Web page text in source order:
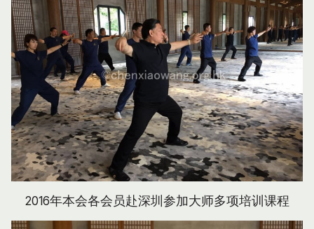
2016年本会各会员赴深圳参加大师多项培训课程